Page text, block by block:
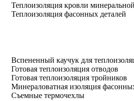
Теплоизоляция кровли
Теплоизоляция фасонных деталей
Вспененный каучук для
Готовая теплоизоляция отводов
Готовая теплоизоляция тройников
Минераловатная изоляция
Съемные термочехлы